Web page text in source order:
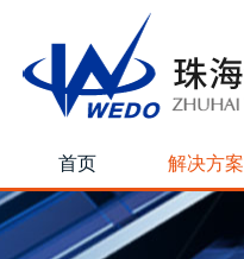
首页 解决方案